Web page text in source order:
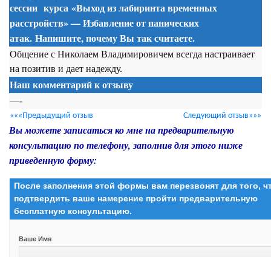
сессии курса «Выход из лабиринта временных
расстройств» — Избавление от панических
атак. Напишите, почему Вы так считаете.
Общение с Николаем Владимировичем всегда настраивает
на позитив и дает надежду.
Наш комментарий к отзыву
—-
«««Предыдущий отзыв Следующий отзыв»»»
Вы можете записаться ко мне на предварительную
консультацию по телефону, заполнив для этого ниже
приведенную форму:
После заполнения этой формы вам перезвонят для того,
подтвердить ваше намерение пройти предварительную
бесплатную консультацию.
Ваше Имя